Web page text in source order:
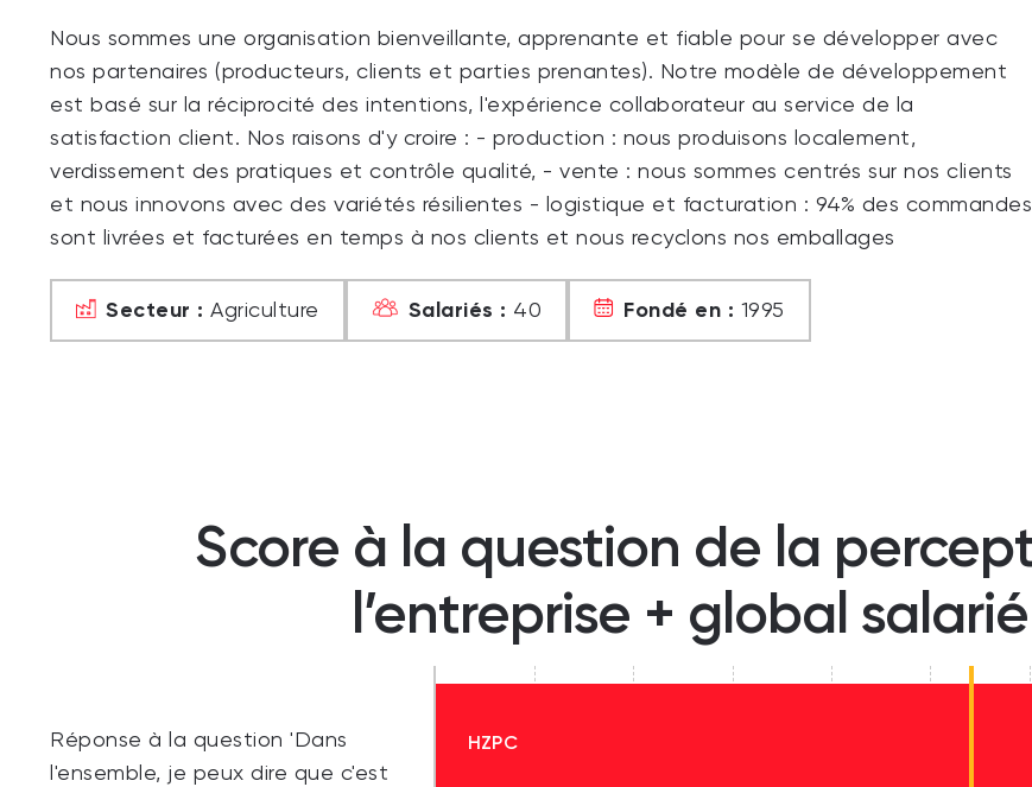
Nous sommes une organisation bienveillante, apprenante et fiable pour se développer avec
nos partenaires (producteurs, clients et parties prenantes). Notre modèle de développement
est basé sur la réciprocité des intentions, l'expérience collaborateur au service de la
satisfaction client. Nos raisons d'y croire : - production : nous produisons localement,
verdissement des pratiques et contrôle qualité, - vente : nous sommes centrés sur nos clients
et nous innovons avec des variétés résilientes - logistique et facturation : 94% des commandes
sont livrées et facturées en temps à nos clients et nous recyclons nos emballages
Secteur : Agriculture Salariés : 40 Fondé en : 1995
Score à la question de la
l’entreprise + global
Réponse à la question 'Dans
l'ensemble, je peux dire que c'est
HZPC